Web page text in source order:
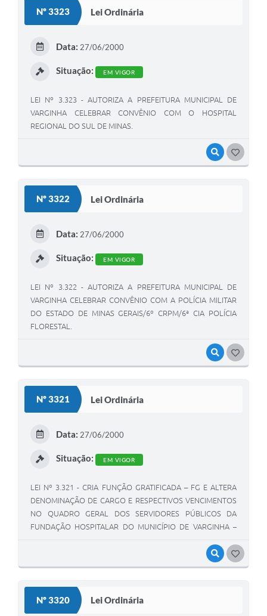
Nº 3323 Lei Ordinária
VISUALIZAR
Data: 27/06/2000
Situação: EM VIGOR
LEI Nº 3.323 - AUTORIZA A PREFEITURA MUNICIPAL DE
VARGINHA CELEBRAR CONVÊNIO COM O HOSPITAL
REGIONAL DO SUL DE MINAS.
Nº 3322 Lei Ordinária
VISUALIZAR
Data: 27/06/2000
Situação: EM VIGOR
LEI Nº 3.322 - AUTORIZA A PREFEITURA MUNICIPAL DE
VARGINHA CELEBRAR CONVÊNIO COM A POLÍCIA MILITAR
DO ESTADO DE MINAS GERAIS/6º CRPM/6ª CIA POLÍCIA
FLORESTAL.
Nº 3321 Lei Ordinária
VISUALIZAR
Data: 27/06/2000
Situação: EM VIGOR
LEI Nº 3.321 - CRIA FUNÇÃO GRATIFICADA – FG E ALTERA
DENOMINAÇÃO DE CARGO E RESPECTIVOS VENCIMENTOS
NO QUADRO GERAL DOS SERVIDORES PÚBLICOS DA
FUNDAÇÃO HOSPITALAR DO MUNICÍPIO DE VARGINHA –
Nº 3320 Lei Ordinária